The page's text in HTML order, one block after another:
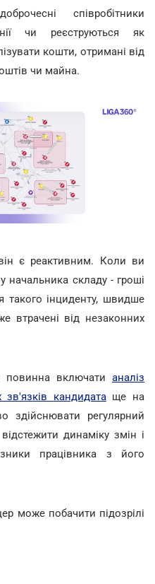
співробітники
чи реєструються як
кошти, отримані від
чи майна.
є реактивним. Коли ви
начальника складу - гроші
такого інциденту, швидше
втрачені від незаконних
повинна включати аналіз
кандидатаще на
здійснювати регулярний
динаміку змін і
працівника з його
може побачити підозрілі